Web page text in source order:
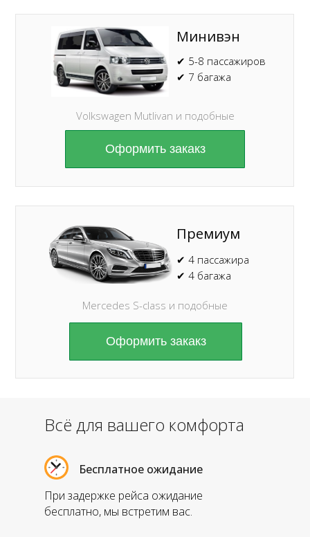
Минивэн
Volkswagen Mutlivan и подобные
✔ 5-8 пассажиров
✔ 7 багажа
Премиум
Mercedes S-class и подобные
✔ 4 пассажира
✔ 4 багажа
Оформить закакз
Оформить закакз
При задержке рейса ожидание
бесплатно, мы встретим вас.
Бесплатное ожидание
Всё для вашего комфорта